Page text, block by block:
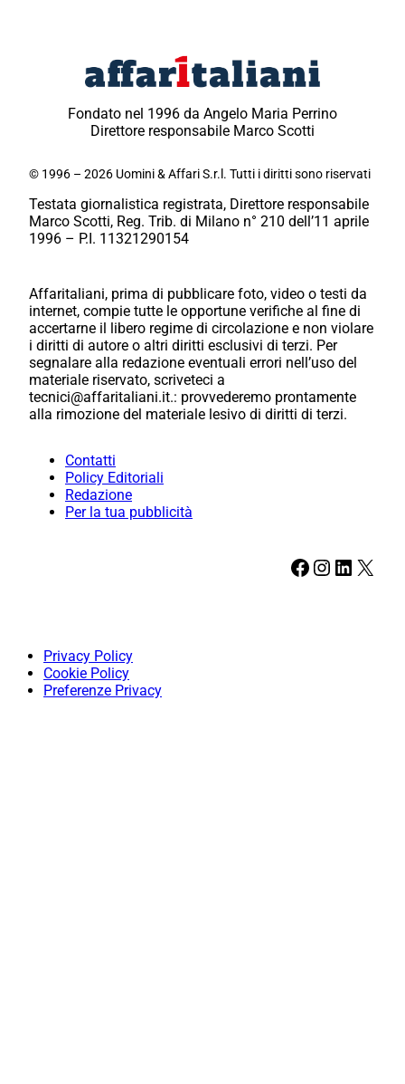
Fondato nel 1996 da Angelo Maria Perrino
Direttore responsabile Marco Scotti
© 1996 – 2026 Uomini & Affari S.r.l. Tutti i diritti sono riservati
Testata giornalistica registrata, Direttore responsabile
Marco Scotti, Reg. Trib. di Milano n° 210 dell’11 aprile
1996 – P.I. 11321290154
Affaritaliani, prima di pubblicare foto, video o testi da
internet, compie tutte le opportune verifiche al fine di
accertarne il libero regime di circolazione e non violare
i diritti di autore o altri diritti esclusivi di terzi. Per
segnalare alla redazione eventuali errori nell’uso del
materiale riservato, scriveteci a
tecnici@affaritaliani.it.: provvederemo prontamente
alla rimozione del materiale lesivo di diritti di terzi.
Contatti
Policy Editoriali
Redazione
Per la tua pubblicità
Facebook Instagram LinkedIn X
Privacy Policy
Cookie Policy
Preferenze Privacy